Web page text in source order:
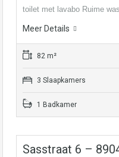
toilet met lavabo Ruime
Meer Details
82 m²
3 Slaapkamers
1 Badkamer
Sasstraat 6 –